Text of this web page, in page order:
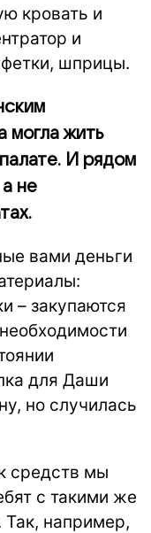
кровать и
и
шприцы.
могла жить
И рядом
не
вами деньги
– закупаются
для Даши
но случилась
средств мы
с такими же
например,